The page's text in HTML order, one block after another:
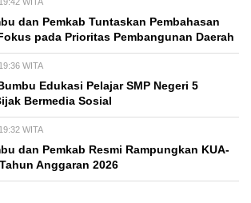
dan Pemkab Tuntaskan Pembahasan
pada Prioritas Pembangunan Daerah
WITA
Edukasi Pelajar SMP Negeri 5
Bermedia Sosial
WITA
dan Pemkab Resmi Rampungkan KUA-
Anggaran 2026